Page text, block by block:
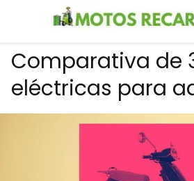
Comparativa de
eléctricas para